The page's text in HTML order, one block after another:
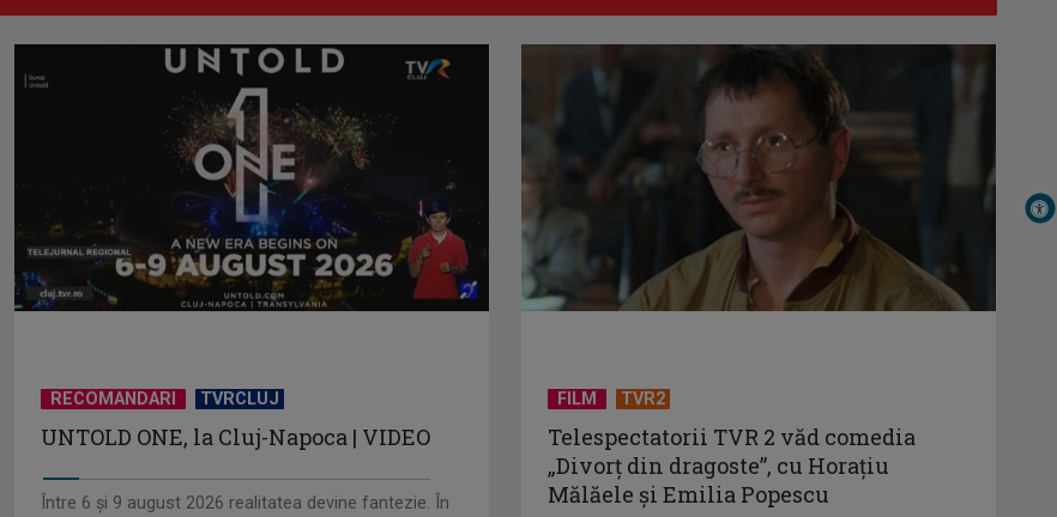
TELEȘCOALA: Limba germană,
lecția 4 / VIDEO
TELEȘCOALA: Limba română, clasa
a VIII-a, elemente de vocabular /
TELEȘCOALA: Limba franceză,
VIII-a, elemente de algebră (II) /
VIDEO
RECOMANDARI TVRCLUJ
UNTOLD ONE, la Cluj-Napoca | VIDEO
Între 6 și 9 august 2026 realitatea devine fantezie. În
FILM TVR2
Telespectatorii TVR 2 văd comedia
„Divorţ din dragoste”, cu Horaţiu
Mălăele şi Emilia Popescu